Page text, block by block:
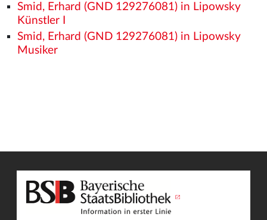
Smid, Erhard (GND 129276081) in Lipowsky
Künstler I
Smid, Erhard (GND 129276081) in Lipowsky
Musiker